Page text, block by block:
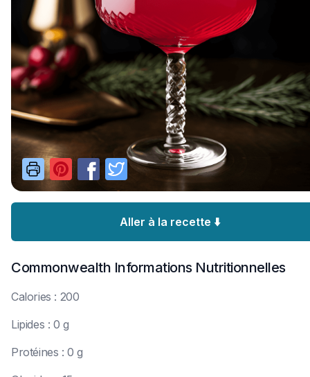
Aller à la recette ⬇️
Commonwealth Informations Nutritionnelles
Calories : 200
Lipides : 0 g
Protéines : 0 g